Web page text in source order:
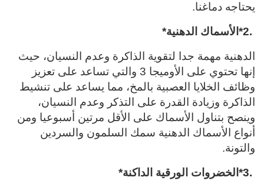
يحتاجه دماغنا.
*2. الأسماك الدهنية*
الدهنية مهمة جدا لتقوية الذاكرة وعدم النسيان، حيث
إنها تحتوي على الأوميجا 3 والتي تساعد على تعزيز
وظائف الخلايا العصبية بالمخ، مما يساعد على تنشيط
الذاكرة وزيادة القدرة على التذكر وعدم النسيان،
وينصح بتناول الأسماك على الأقل مرتين أسبوعيا ومن
أنواع الأسماك الدهنية سمك السلمون والسردين
والتونة.
*3. الخضروات الورقية الداكنة*